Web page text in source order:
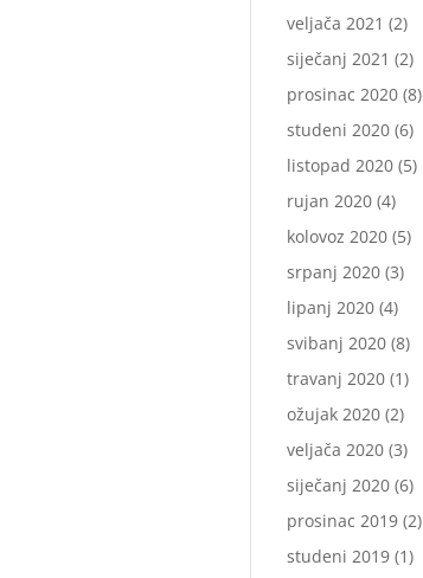
veljača 2021 (2)
siječanj 2021 (2)
prosinac 2020 (8)
studeni 2020 (6)
listopad 2020 (5)
rujan 2020 (4)
kolovoz 2020 (5)
srpanj 2020 (3)
lipanj 2020 (4)
svibanj 2020 (8)
travanj 2020 (1)
ožujak 2020 (2)
veljača 2020 (3)
siječanj 2020 (6)
prosinac 2019 (2)
studeni 2019 (1)